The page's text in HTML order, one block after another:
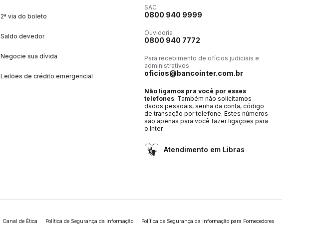
2ª via do boleto
Saldo devedor
Negocie sua dívida
Leilões de crédito emergencial
SAC
0800 940 9999
Ouvidoria
0800 940 7772
Para recebimento de ofícios judiciais e
administrativos
oficios@bancointer.com.br
Não ligamos pra você por esses
telefones. Também não solicitamos
dados pessoais, senha da conta, código
de transação por telefone. Estes números
são apenas para você fazer ligações para
o Inter.
Atendimento em Libras
Canal de Ética Política de Segurança da Informação Política de Segurança da Informação para Fornecedores